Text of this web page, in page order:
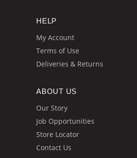
HELP
My Account
Terms of Use
Deliveries & Returns
ABOUT US
Our Story
Job Opportunities
Store Locator
Contact Us